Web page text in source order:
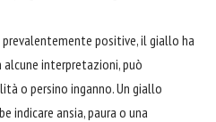
positive, il giallo ha
interpretazioni, può
o persino inganno. Un giallo
indicare ansia, paura o una